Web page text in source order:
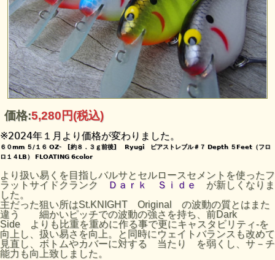
価格:5,280円(税込)
※2024年１月より価格が変わりました。
６０mm ５/１６ OZ- [約８．３ｇ前後] Ryugi ピアストレブル＃７ Depth ５Feet（フロ
ロ１４LB） FLOATING 6color
より扱い易くを目指しバルサとセルロースセメントを使ったフ
ラットサイドクランク
Ｄａｒｋ Ｓｉｄｅ
が新しくなりま
した。
主だった狙い所はSt.KNIGHT Original の波動の質とはまた
違う 細かいピッチでの波動の強さを持ち、前Dark
Side よりも比重を重めに作る事で更にキャスタビリティ-を
向上し、扱い易さを向上。と同時にウェイトバランスも改めて
見直し、ボトムやカバーに対する 当たり を弱くし、サ－チ
能力も向上致しました。